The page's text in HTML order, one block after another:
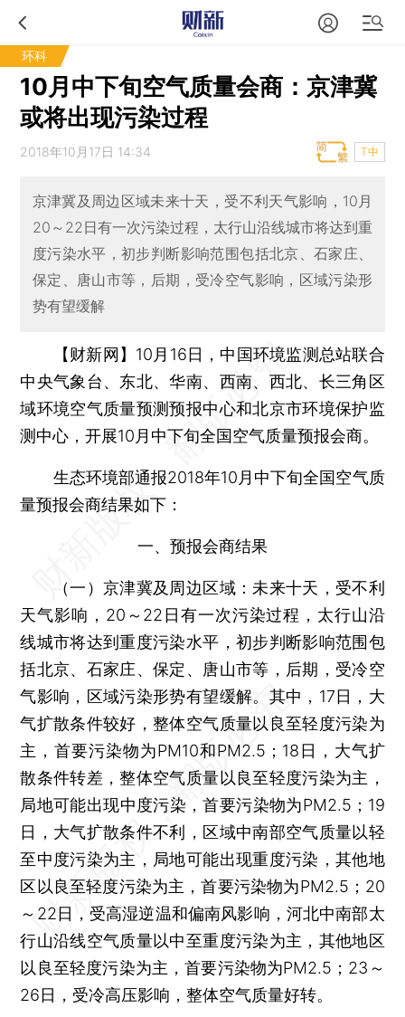
环科
10月中下旬空气质量会商：京津冀
或将出现污染过程
2018年10月17日 14:34 T中
京津冀及周边区域未来十天，受不利天气影响，10月
20～22日有一次污染过程，太行山沿线城市将达到重
度污染水平，初步判断影响范围包括北京、石家庄、
保定、唐山市等，后期，受冷空气影响，区域污染形
势有望缓解
【财新网】 10月16日，中国环境监测总站联合
中央气象台、东北、华南、西南、西北、长三角区
域环境空气质量预测预报中心和北京市环境保护监
测中心，开展10月中下旬全国空气质量预报会商。
生态环境部通报2018年10月中下旬全国空气质
量预报会商结果如下：
一、预报会商结果
（一）京津冀及周边区域： 未来十天，受不利
天气影响，20～22日有一次污染过程，太行山沿
线城市将达到重度污染水平，初步判断影响范围包
括北京、石家庄、保定、唐山市等，后期，受冷空
气影响，区域污染形势有望缓解。其中，17日，大
气扩散条件较好，整体空气质量以良至轻度污染为
主，首要污染物为PM10和PM2.5；18日，大气扩
散条件转差，整体空气质量以良至轻度污染为主，
局地可能出现中度污染，首要污染物为PM2.5；19
日，大气扩散条件不利，区域中南部空气质量以轻
至中度污染为主，局地可能出现重度污染，其他地
区以良至轻度污染为主，首要污染物为PM2.5；20
～22日，受高湿逆温和偏南风影响，河北中南部太
行山沿线空气质量以中至重度污染为主，其他地区
以良至轻度污染为主，首要污染物为PM2.5；23～
26日，受冷高压影响，整体空气质量好转。